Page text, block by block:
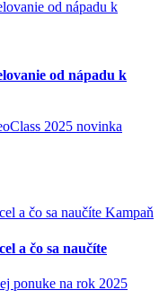
od nápadu k
novinka
Kampaň
a čo sa naučíte